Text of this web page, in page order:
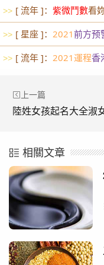
>> [ 流年 ]： 紫微鬥數看
>> [ 星座 ]： 2021前方预
>> [ 流年 ]： 2021運程香
上一篇
相關文章